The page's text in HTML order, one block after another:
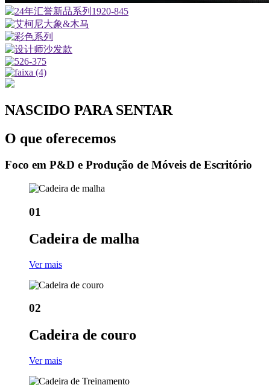
NASCIDO PARA SENTAR
O que oferecemos
Foco em P&D e Produção de Móveis de Escritório
01
Cadeira de malha
Ver mais
02
Cadeira de couro
Ver mais